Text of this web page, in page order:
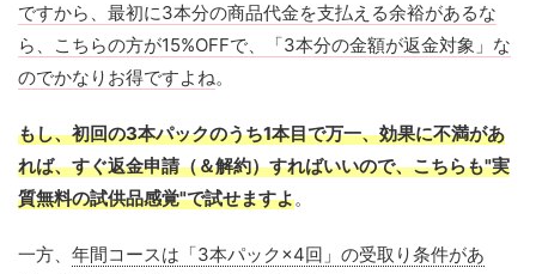
ですから、最初に3本分の商品代金を支払える余裕があるな
ら、こちらの方が15%OFFで、「3本分の金額が返金対象」な
のでかなりお得ですよね。
もし、初回の3本パックのうち1本目で万一、効果に不満があ
れば、すぐ返金申請（＆解約）すればいいので、こちらも"実
質無料の試供品感覚"で試せますよ。
一方、 年間コースは「3本パック×4回」の受取り条件があ